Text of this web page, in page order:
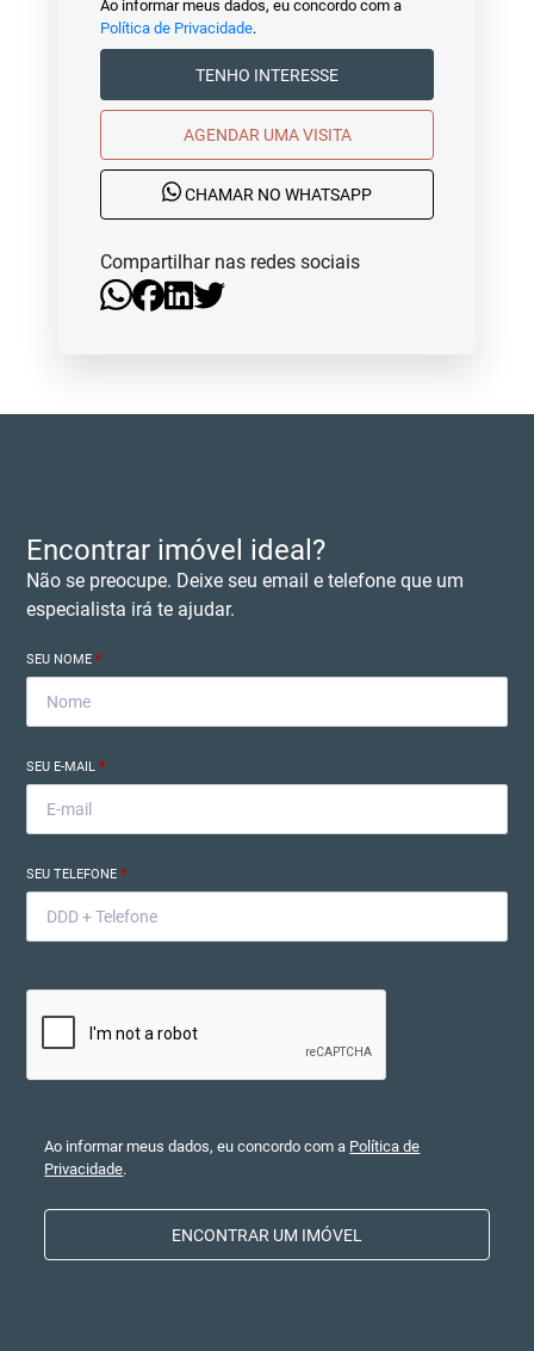
Ao informar meus dados, eu concordo com a
Política de Privacidade.
TENHO INTERESSE
AGENDAR UMA VISITA
CHAMAR NO WHATSAPP
Compartilhar nas redes sociais
Encontrar imóvel ideal?
Não se preocupe. Deixe seu email e telefone que um
especialista irá te ajudar.
SEU NOME*
SEU E-MAIL*
SEU TELEFONE*
Ao informar meus dados, eu concordo com a Política de
Privacidade.
ENCONTRAR UM IMÓVEL